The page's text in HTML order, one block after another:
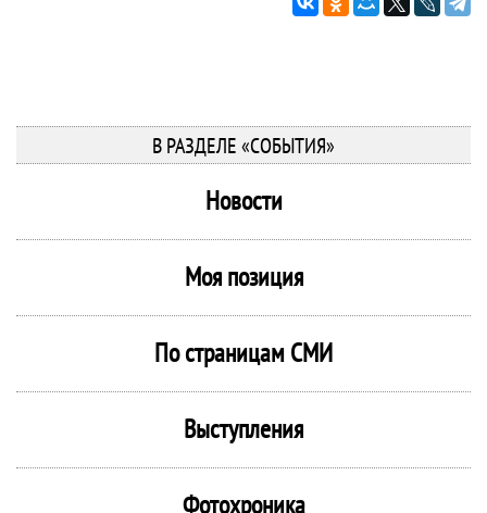
В РАЗДЕЛЕ «СОБЫТИЯ»
Новости
Моя позиция
По страницам СМИ
Выступления
Фотохроника